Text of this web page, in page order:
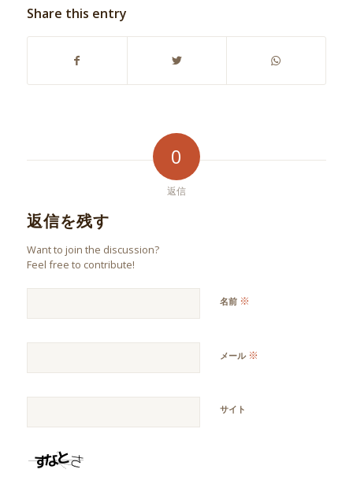
Share this entry
0
返信
返信を残す
Want to join the discussion?
Feel free to contribute!
名前 ※
メール ※
サイト